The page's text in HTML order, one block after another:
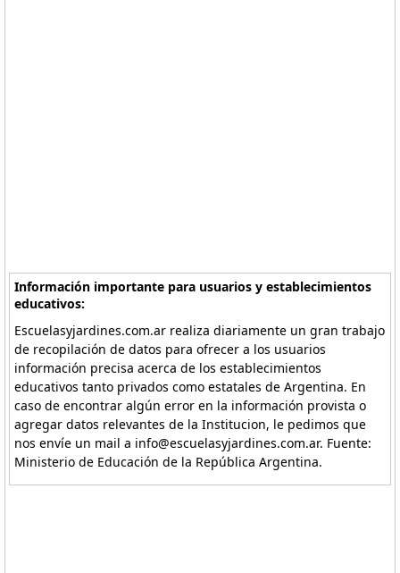
Información importante para usuarios y establecimientos
educativos:
Escuelasyjardines.com.ar realiza diariamente un gran trabajo
de recopilación de datos para ofrecer a los usuarios
información precisa acerca de los establecimientos
educativos tanto privados como estatales de Argentina. En
caso de encontrar algún error en la información provista o
agregar datos relevantes de la Institucion, le pedimos que
nos envíe un mail a info@escuelasyjardines.com.ar. Fuente:
Ministerio de Educación de la República Argentina.